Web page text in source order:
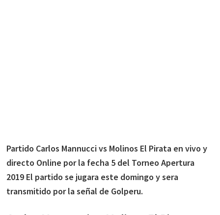
Partido Carlos Mannucci vs Molinos El Pirata en vivo y
directo Online por la fecha 5 del Torneo Apertura
2019 El partido se jugara este domingo y sera
transmitido por la señal de Golperu.